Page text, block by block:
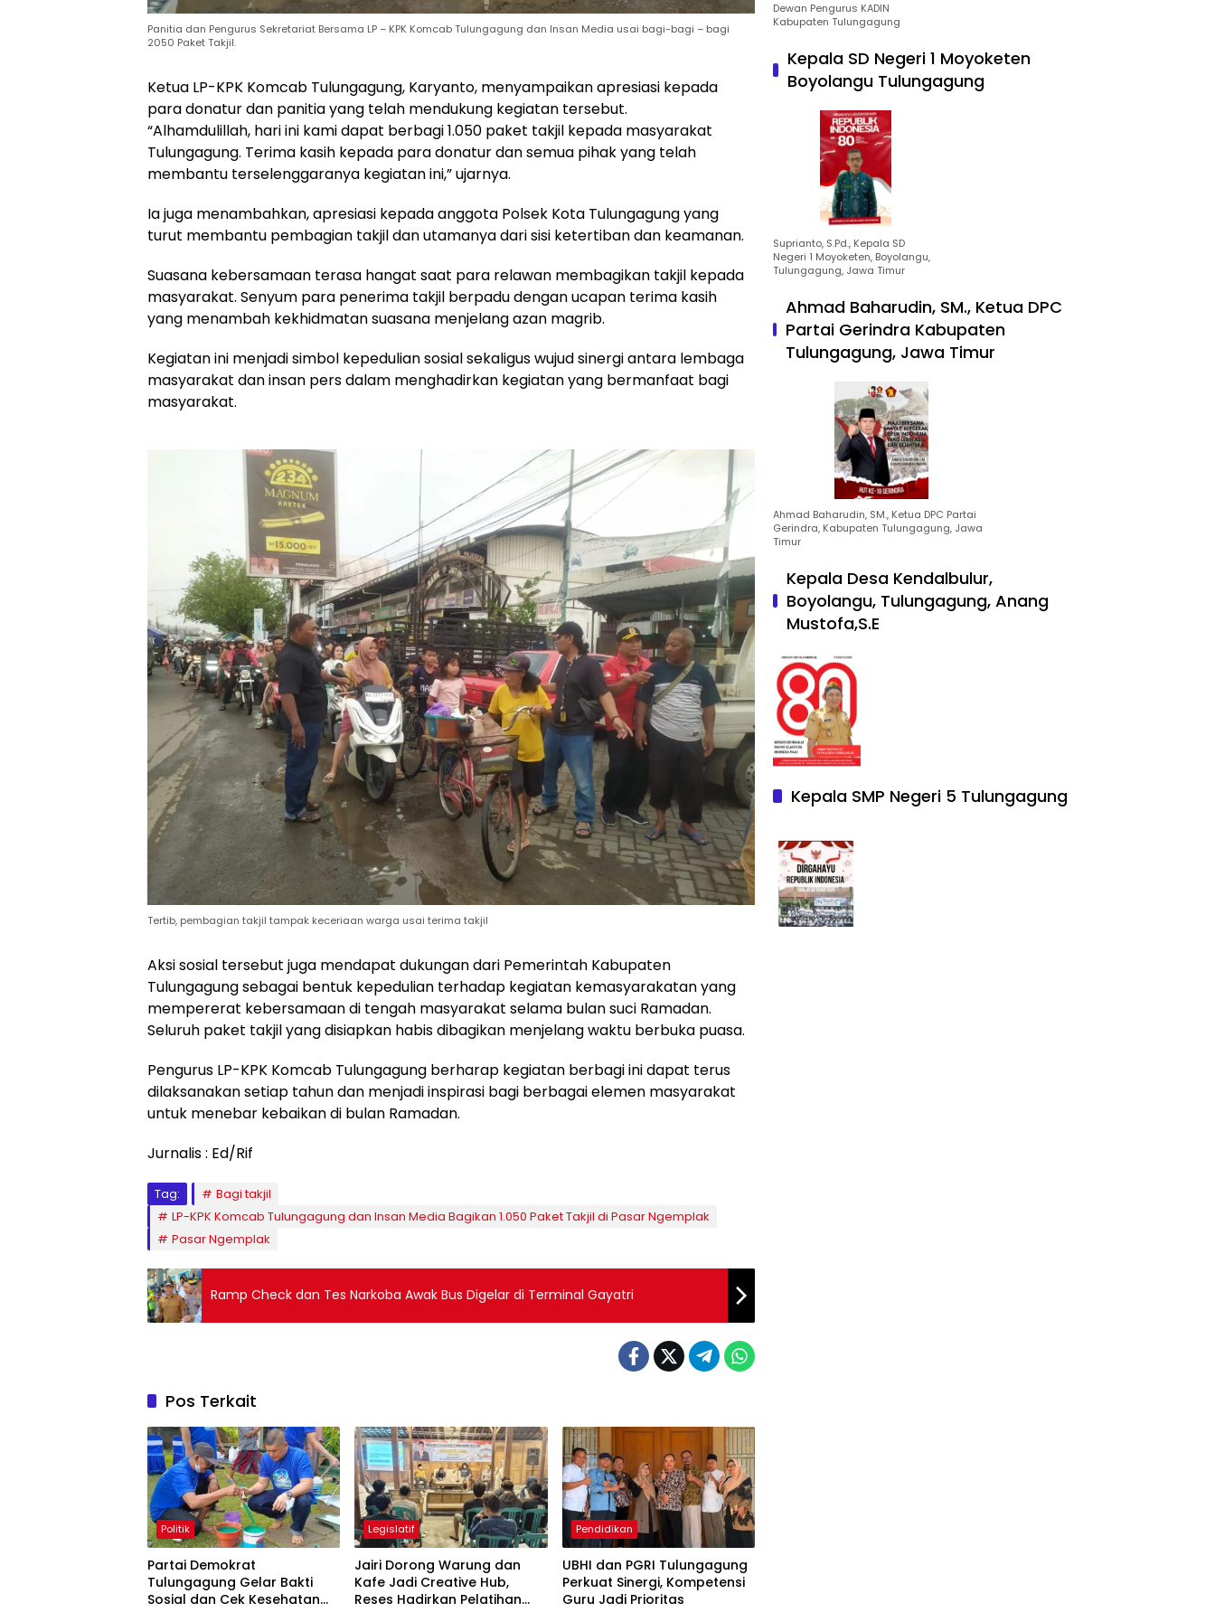
Panitia dan Pengurus Sekretariat Bersama LP – KPK Komcab Tulungagung dan Insan Media usai bagi-bagi – bagi
2050 Paket Takjil.
Ketua LP-KPK Komcab Tulungagung, Karyanto, menyampaikan apresiasi kepada
para donatur dan panitia yang telah mendukung kegiatan tersebut.
“Alhamdulillah, hari ini kami dapat berbagi 1.050 paket takjil kepada masyarakat
Tulungagung. Terima kasih kepada para donatur dan semua pihak yang telah
membantu terselenggaranya kegiatan ini,” ujarnya.
Ia juga menambahkan, apresiasi kepada anggota Polsek Kota Tulungagung yang
turut membantu pembagian takjil dan utamanya dari sisi ketertiban dan keamanan.
Suasana kebersamaan terasa hangat saat para relawan membagikan takjil kepada
masyarakat. Senyum para penerima takjil berpadu dengan ucapan terima kasih
yang menambah kekhidmatan suasana menjelang azan magrib.
Kegiatan ini menjadi simbol kepedulian sosial sekaligus wujud sinergi antara lembaga
masyarakat dan insan pers dalam menghadirkan kegiatan yang bermanfaat bagi
masyarakat.
Tertib, pembagian takjil tampak keceriaan warga usai terima takjil
Aksi sosial tersebut juga mendapat dukungan dari Pemerintah Kabupaten
Tulungagung sebagai bentuk kepedulian terhadap kegiatan kemasyarakatan yang
mempererat kebersamaan di tengah masyarakat selama bulan suci Ramadan.
Seluruh paket takjil yang disiapkan habis dibagikan menjelang waktu berbuka puasa.
Pengurus LP-KPK Komcab Tulungagung berharap kegiatan berbagi ini dapat terus
dilaksanakan setiap tahun dan menjadi inspirasi bagi berbagai elemen masyarakat
untuk menebar kebaikan di bulan Ramadan.
Jurnalis : Ed/Rif
Tag:
Bagi takjil
LP-KPK Komcab Tulungagung dan Insan Media Bagikan 1.050 Paket Takjil di Pasar Ngemplak
Pasar Ngemplak
Ramp Check dan Tes Narkoba Awak Bus Digelar di Terminal Gayatri
Pos Terkait
Politik
Partai Demokrat
Tulungagung Gelar Bakti
Sosial dan Cek Kesehatan
Legislatif
Jairi Dorong Warung dan
Kafe Jadi Creative Hub,
Reses Hadirkan Pelatihan
Pendidikan
UBHI dan PGRI Tulungagung
Perkuat Sinergi, Kompetensi
Guru Jadi Prioritas
Dewan Pengurus KADIN
Kabupaten Tulungagung
Kepala SD Negeri 1 Moyoketen
Boyolangu Tulungagung
Suprianto, S.Pd., Kepala SD
Negeri 1 Moyoketen, Boyolangu,
Tulungagung, Jawa Timur
Ahmad Baharudin, SM., Ketua DPC
Partai Gerindra Kabupaten
Tulungagung, Jawa Timur
Ahmad Baharudin, SM., Ketua DPC Partai
Gerindra, Kabupaten Tulungagung, Jawa
Timur
Kepala Desa Kendalbulur,
Boyolangu, Tulungagung, Anang
Mustofa,S.E
Kepala SMP Negeri 5 Tulungagung